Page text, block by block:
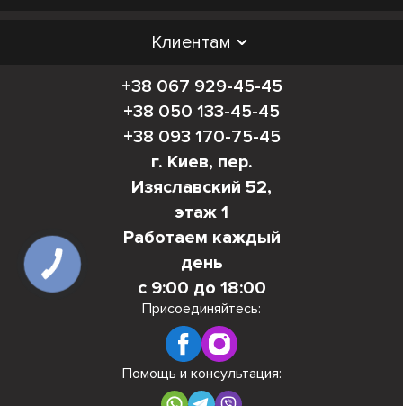
Клиентам
+38 067 929-45-45
+38 050 133-45-45
+38 093 170-75-45
г. Киев, пер.
Изяславский 52,
этаж 1
Работаем каждый
день
с 9:00 до 18:00
Присоединяйтесь:
Помощь и консультация: